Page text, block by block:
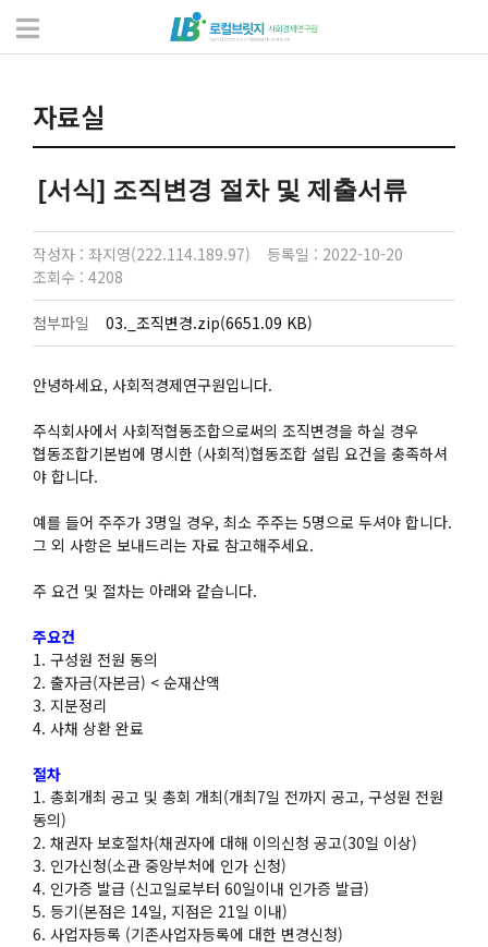
서식 및 자료
자료실
[서식] 조직변경 절차 및 제출서류
작성자 : 좌지영(222.114.189.97)
등록일 : 2022-10-20
조회수 : 4208
첨부파일 03._조직변경.zip(6651.09 KB)
안녕하세요, 사회적경제연구원입니다.
주식회사에서 사회적협동조합으로써의 조직변경을 하실 경우
협동조합기본법에 명시한 (사회적)협동조합 설립 요건을 충족하셔
야 합니다.
예를 들어 주주가 3명일 경우, 최소 주주는 5명으로 두셔야 합니다.
그 외 사항은 보내드리는 자료 참고해주세요.
주 요건 및 절차는 아래와 같습니다.
주요건
1. 구성원 전원 동의
2. 출자금(자본금) < 순재산액
3. 지분정리
4. 사채 상환 완료
절차
1. 총회개최 공고 및 총회 개최(개최7일 전까지 공고, 구성원 전원
동의)
2. 채권자 보호절차(채권자에 대해 이의신청 공고(30일 이상)
3. 인가신청(소관 중앙부처에 인가 신청)
4. 인가증 발급 (신고일로부터 60일이내 인가증 발급)
5. 등기(본점은 14일, 지점은 21일 이내)
6. 사업자등록 (기존사업자등록에 대한 변경신청)